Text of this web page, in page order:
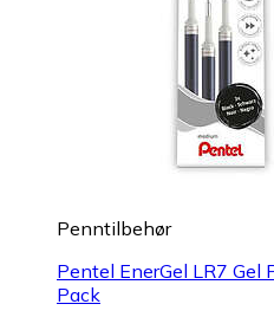
Penntilbehør
Pentel EnerGel LR7 Gel
Pack